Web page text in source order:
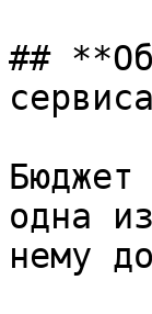
##
одна
нему